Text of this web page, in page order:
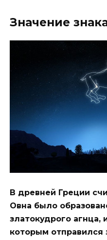
Значение
В древней Греции
Овна было
златокудрого агнца,
которым отправился